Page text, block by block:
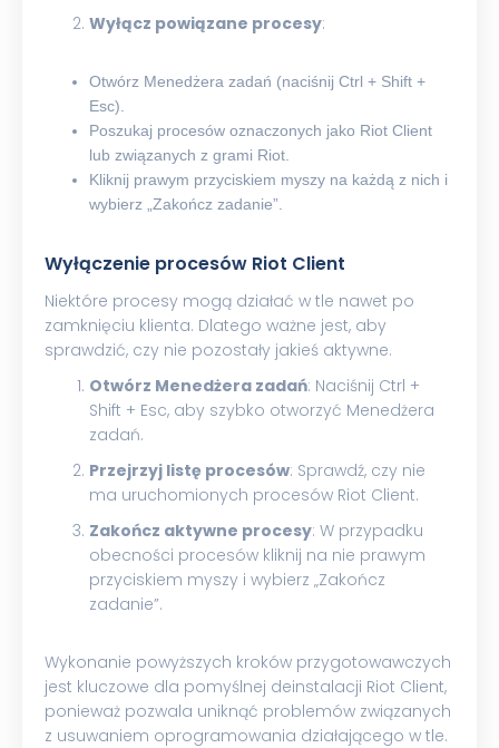
Wyłącz powiązane procesy:
Otwórz Menedżera zadań (naciśnij Ctrl + Shift +
Esc).
Poszukaj procesów oznaczonych jako Riot Client
lub związanych z grami Riot.
Kliknij prawym przyciskiem myszy na każdą z nich i
wybierz „Zakończ zadanie”.
Wyłączenie procesów Riot Client
Niektóre procesy mogą działać w tle nawet po
zamknięciu klienta. Dlatego ważne jest, aby
sprawdzić, czy nie pozostały jakieś aktywne.
Otwórz Menedżera zadań: Naciśnij Ctrl +
Shift + Esc, aby szybko otworzyć Menedżera
zadań.
Przejrzyj listę procesów: Sprawdź, czy nie
ma uruchomionych procesów Riot Client.
Zakończ aktywne procesy: W przypadku
obecności procesów kliknij na nie prawym
przyciskiem myszy i wybierz „Zakończ
zadanie”.
Wykonanie powyższych kroków przygotowawczych
jest kluczowe dla pomyślnej deinstalacji Riot Client,
ponieważ pozwala uniknąć problemów związanych
z usuwaniem oprogramowania działającego w tle.